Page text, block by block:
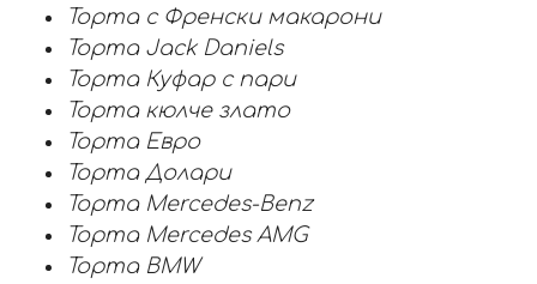
Торта с Френски макарони
Торта Jack Daniels
Торта Куфар с пари
Торта кюлче злато
Торта Евро
Торта Долари
Торта Mercedes-Benz
Торта Mercedes AMG
Торта BMW